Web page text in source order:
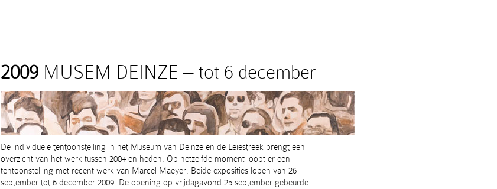
2009 MUSEM DEINZE – tot 6 december
De individuele tentoonstelling in het Museum van Deinze en de Leiestreek brengt een
overzicht van het werk tussen 2004 en heden. Op hetzelfde moment loopt er een
tentoonstelling met recent werk van Marcel Maeyer. Beide exposities lopen van 26
september tot 6 december 2009. De opening op vrijdagavond 25 september gebeurde